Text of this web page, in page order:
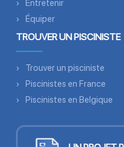
Entretenir
Équiper
TROUVER UN PISCINISTE
Trouver un pisciniste
Piscinistes en France
Piscinistes en Belgique